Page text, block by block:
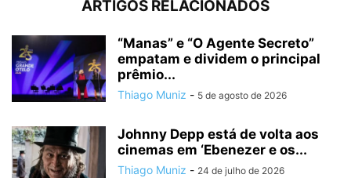
ARTIGOS RELACIONADOS
“Manas” e “O Agente Secreto”
empatam e dividem o principal
prêmio...
Thiago Muniz - 5 de agosto de 2026
Johnny Depp está de volta aos
cinemas em ‘Ebenezer e os...
Thiago Muniz - 24 de julho de 2026